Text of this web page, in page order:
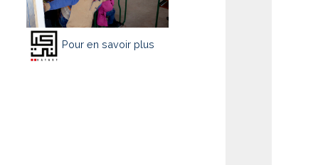
Pour en savoir plus